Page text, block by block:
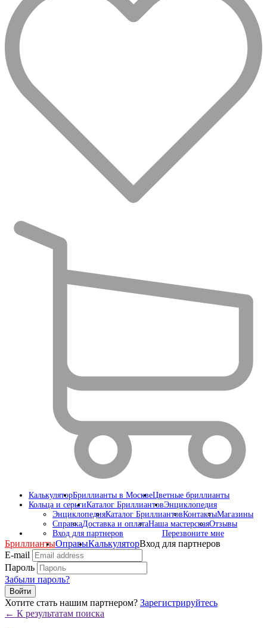
КалькуляторБриллианты в МосквеЦветные бриллианты
Кольца и серьгиКаталог БриллиантовЭнциклопедия
ЭнциклопедияКаталог БриллиантовКонтактыМагазины
СправкаДоставка и оплатаНаша мастерскаяОтзывы
Вход для партнеров
Перезвоните мне
БриллиантыОправыКалькуляторВход для партнеров
E-mail
Пароль
Забыли пароль?
Войти
Хотите стать нашим партнером? Зарегистрируйтесь
← К результатам поиска